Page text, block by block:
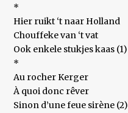
*
Hier ruikt ‘t naar Holland
Chouffeke van ‘t vat
Ook enkele stukjes kaas (1)
*
Au rocher Kerger
À quoi donc rêver
Sinon d’une feue sirène (2)